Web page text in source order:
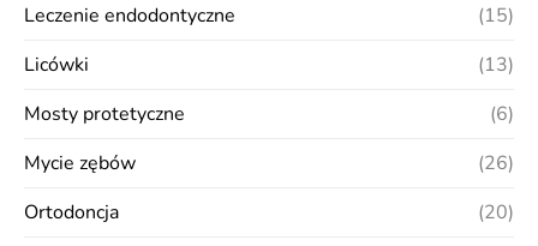
Leczenie endodontyczne
(15)
Licówki
(13)
Mosty protetyczne
(6)
Mycie zębów
(26)
Ortodoncja
(20)